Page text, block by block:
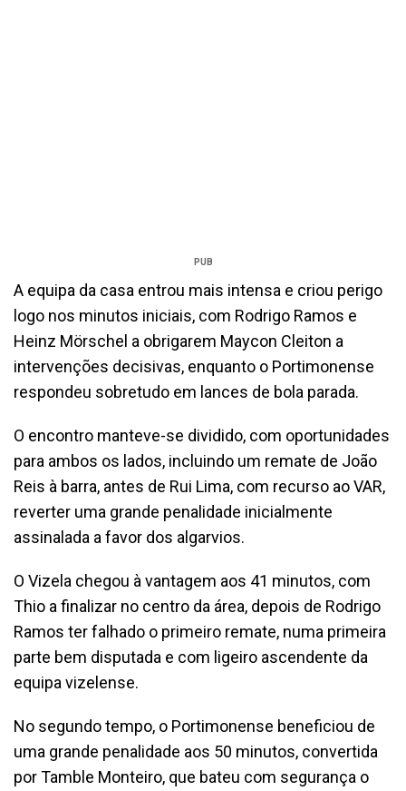
PUB
A equipa da casa entrou mais intensa e criou perigo
logo nos minutos iniciais, com Rodrigo Ramos e
Heinz Mörschel a obrigarem Maycon Cleiton a
intervenções decisivas, enquanto o Portimonense
respondeu sobretudo em lances de bola parada.
O encontro manteve-se dividido, com oportunidades
para ambos os lados, incluindo um remate de João
Reis à barra, antes de Rui Lima, com recurso ao VAR,
reverter uma grande penalidade inicialmente
assinalada a favor dos algarvios.
O Vizela chegou à vantagem aos 41 minutos, com
Thio a finalizar no centro da área, depois de Rodrigo
Ramos ter falhado o primeiro remate, numa primeira
parte bem disputada e com ligeiro ascendente da
equipa vizelense.
No segundo tempo, o Portimonense beneficiou de
uma grande penalidade aos 50 minutos, convertida
por Tamble Monteiro, que bateu com segurança o